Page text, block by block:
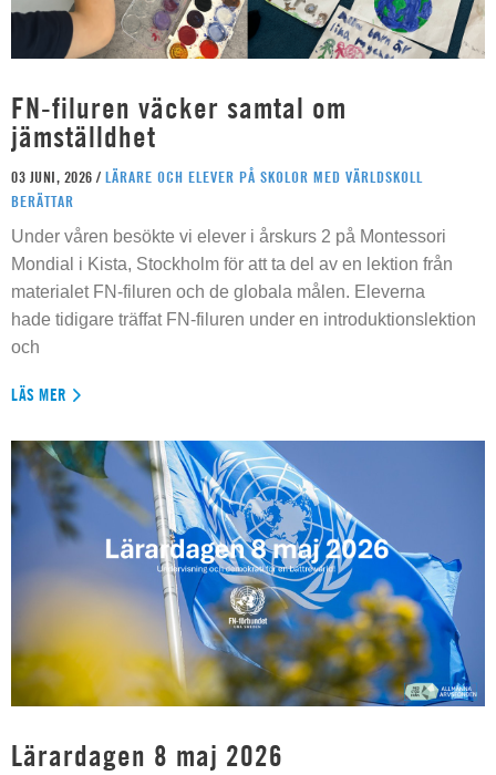
FN-filuren väcker samtal om
jämställdhet
03 JUNI, 2026 / LÄRARE OCH ELEVER PÅ SKOLOR MED VÄRLDSKOLL
BERÄTTAR
Under våren besökte vi elever i årskurs 2 på Montessori
Mondial i Kista, Stockholm för att ta del av en lektion från
materialet FN-filuren och de globala målen. Eleverna
hade tidigare träffat FN-filuren under en introduktionslektion
och
LÄS MER
Lärardagen 8 maj 2026